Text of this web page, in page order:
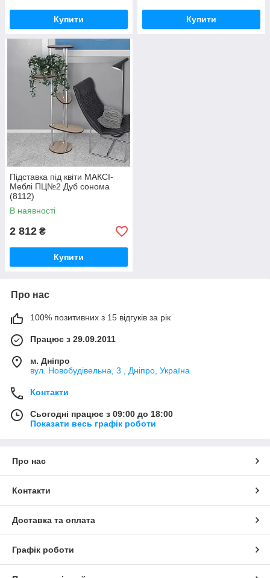
Купити Купити
Підставка під квіти МАКСІ-
Меблі ПЦ№2 Дуб сонома
(8112)
В наявності
2 812 ₴
Купити
Про нас
100% позитивних з 15 відгуків за рік
Працює з 29.09.2011
м. Дніпро
вул. Новобудівельна, 3 , Дніпро, Україна
Контакти
Сьогодні працює з 09:00 до 18:00
Показати весь графік роботи
Про нас
Контакти
Доставка та оплата
Графік роботи